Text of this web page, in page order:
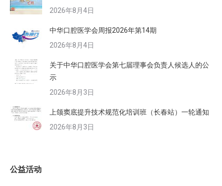
2026年8月4日
中华口腔医学会周报2026年第14期
2026年8月4日
关于中华口腔医学会第七届理事会负责人候选人的公
示
2026年8月3日
上颌窦底提升技术规范化培训班（长春站）一轮通知
2026年8月3日
公益活动